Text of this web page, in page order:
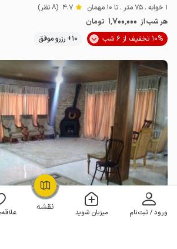
نقشه ورود / ثبت‌نام میزبان شوید
OpenStreetMap
1 خوابه . 75 متر . تا 10 مهمان 4.7 (8 نظر)
هر شب از 1٬700٬000 تومان
10% تخفیف از 6 شب
10+ رزرو موفق